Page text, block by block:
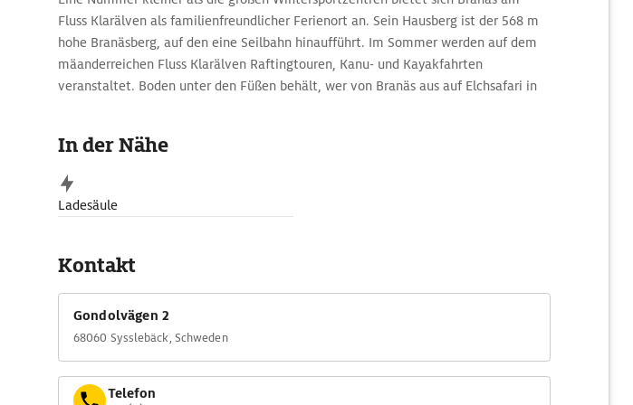
Fluss Klarälven als familienfreundlicher Ferienort an. Sein Hausberg ist der 568 m
hohe Branäsberg, auf den eine Seilbahn hinaufführt. Im Sommer werden auf dem
mäanderreichen Fluss Klarälven Raftingtouren, Kanu- und Kayakfahrten
veranstaltet. Boden unter den Füßen behält, wer von Branäs aus auf Elchsafari in
In der Nähe
Ladesäule
Kontakt
Gondolvägen 2
68060 Sysslebäck, Schweden
Telefon